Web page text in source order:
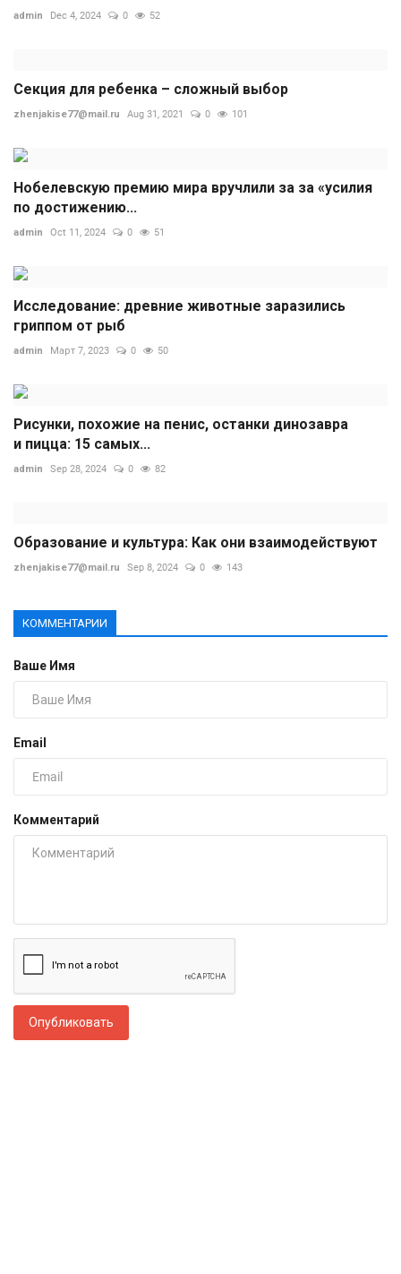
admin Dec 4, 2024 0 52
Секция для ребенка – сложный выбор
zhenjakise77@mail.ru Aug 31, 2021 0 101
Нобелевскую премию мира вручлили за за «усилия
по достижению...
admin Oct 11, 2024 0 51
Исследование: древние животные заразились
гриппом от рыб
admin Март 7, 2023 0 50
Рисунки, похожие на пенис, останки динозавра
и пицца: 15 самых...
admin Sep 28, 2024 0 82
Образование и культура: Как они взаимодействуют
zhenjakise77@mail.ru Sep 8, 2024 0 143
КОММЕНТАРИИ
Ваше Имя
Email
Комментарий
Опубликовать